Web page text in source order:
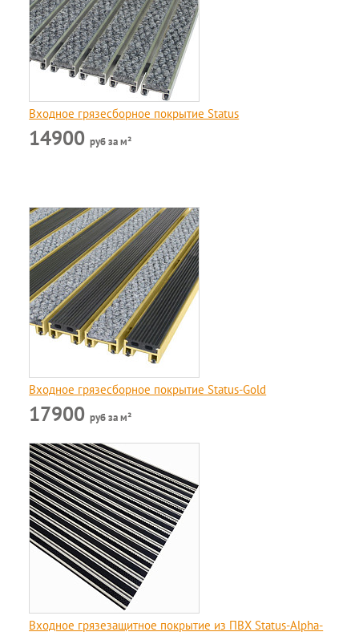
Входное грязесборное покрытие Status
14900руб за м²
Входное грязесборное покрытие Status-Gold
17900руб за м²
Входное грязезащитное покрытие из ПВХ Status-Alpha-